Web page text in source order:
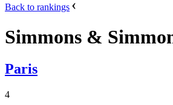
Back to rankings
Simmons &
Paris
4